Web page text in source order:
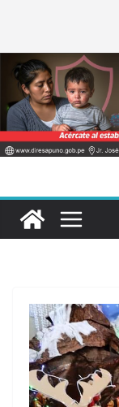
contenido